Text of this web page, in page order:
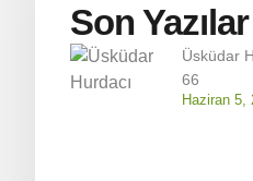
Son Yazılar
Üsküdar
66
Haziran 5,